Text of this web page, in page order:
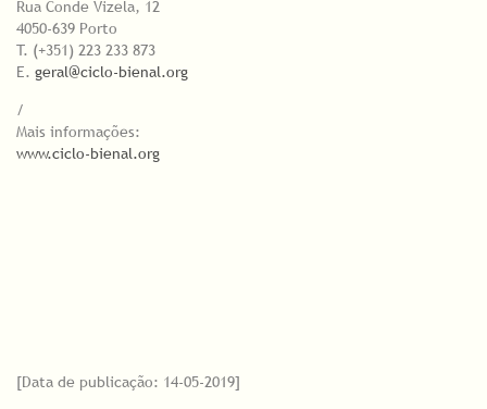
Rua Conde Vizela, 12
4050-639 Porto
T. (+351) 223 233 873
E. geral@ciclo-bienal.org
/
Mais informações:
www.ciclo-bienal.org
[Data de publicação: 14-05-2019]